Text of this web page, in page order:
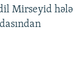
Mirseyid hələ